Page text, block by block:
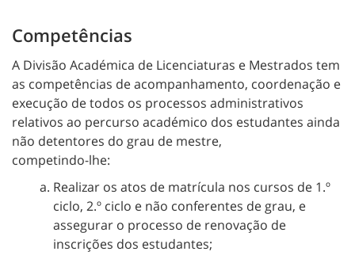
Competências
A Divisão Académica de Licenciaturas e Mestrados tem
as competências de acompanhamento, coordenação e
execução de todos os processos administrativos
relativos ao percurso académico dos estudantes ainda
não detentores do grau de mestre,
competindo-lhe:
Realizar os atos de matrícula nos cursos de 1.º
ciclo, 2.º ciclo e não conferentes de grau, e
assegurar o processo de renovação de
inscrições dos estudantes;